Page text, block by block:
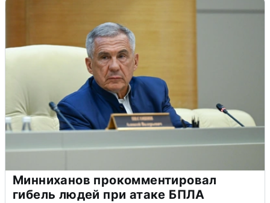
Минниханов прокомментировал
гибель людей при атаке БПЛА